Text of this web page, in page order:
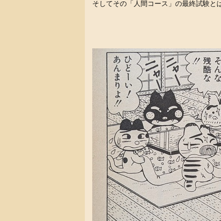
そしてその「人間コース」の最終試験と